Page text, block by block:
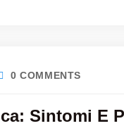
0 COMMENTS
Sintomi E